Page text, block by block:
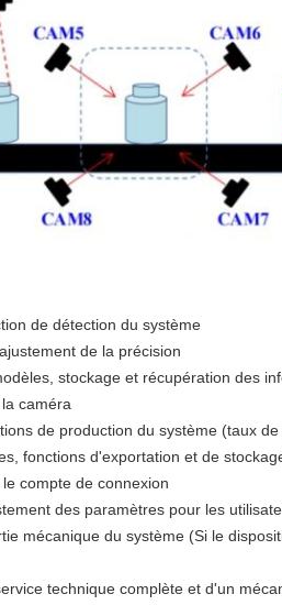
de détection du système
de la précision
stockage et récupération des
caméra
de production du système (taux
fonctions d'exportation et de
compte de connexion
des paramètres pour les
mécanique du système (Si le
technique complète et d'un